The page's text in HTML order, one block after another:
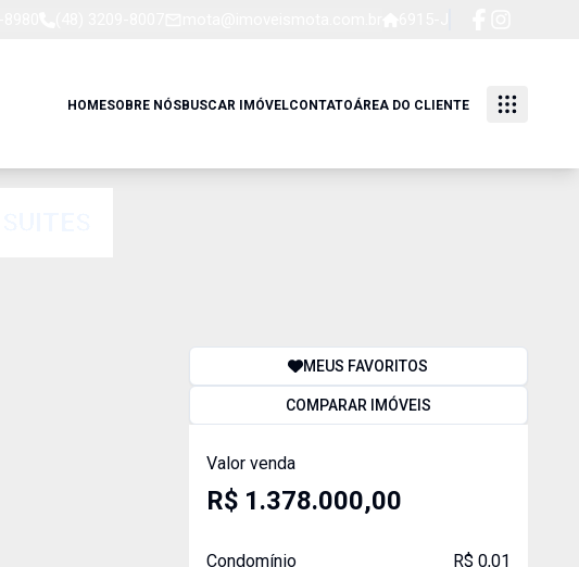
HOMESOBRE NÓSBUSCAR IMÓVELCONTATOÁREA DO CLIENTE
MEUS FAVORITOS
COMPARAR IMÓVEIS
Valor venda
R$ 1.378.000,00
Condomínio R$ 0,01